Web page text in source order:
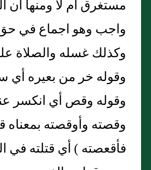
مستغرق أم لا ومنها أن
واجب وهو اجماع في
وكذلك غسله والصلاة
وقوله خر من بعيره
وقوله وقص أي انكسر
وقصته وأوقصته بمعناه
فأقعصته ) أي قتلته في